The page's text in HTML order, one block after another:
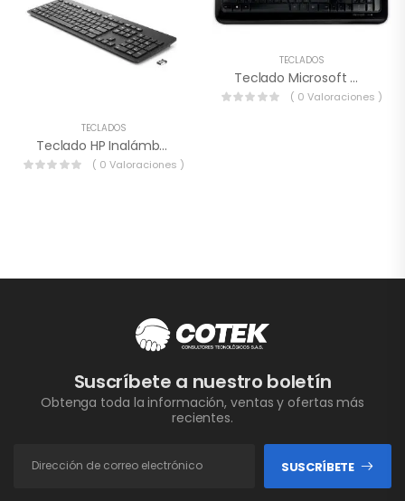
TECLADOS
Teclado HP Inalámbrico Link-5.
( 0 Valoraciones )
TECLADOS
Teclado Microsoft Wireless 850, RF Inalámbrico, Negro (Español)
( 0 Valoraciones )
Suscríbete a nuestro boletín
Obtenga toda la información, ventas y ofertas más
recientes.
SUSCRÍBETE